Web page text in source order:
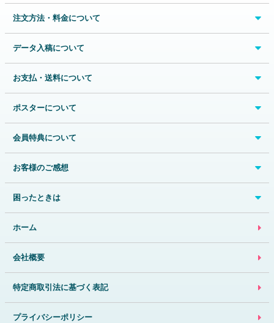
注文方法・料金について
データ入稿について
お支払・送料について
ポスターについて
会員特典について
お客様のご感想
困ったときは
ホーム
会社概要
特定商取引法に基づく表記
プライバシーポリシー